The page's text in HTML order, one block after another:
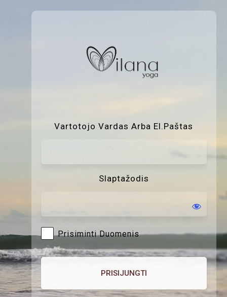
Vartotojo Vardas Arba El.paštas
Slaptažodis
Prisiminti Duomenis